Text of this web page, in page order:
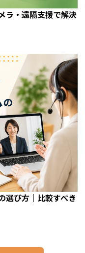
ラ・遠隔支援で解決
選び方｜比較すべき